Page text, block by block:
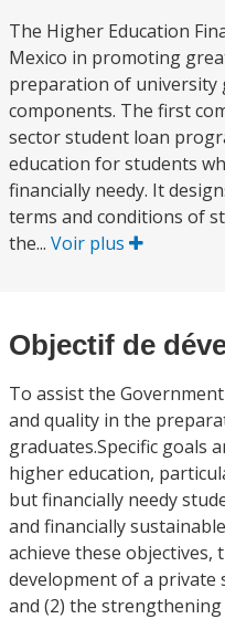
The Higher Education
Mexico in promoting
preparation of university
components. The first
sector student loan
education for students
financially needy. It
terms and conditions of
the... Voir plus
Objectif de
To assist the
and quality in the
graduates.Specific goals
higher education,
but financially needy
and financially
achieve these
development of a private
and (2) the